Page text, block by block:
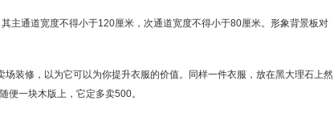
主通道宽度不得小于120厘米，次通道宽度不得小于80厘米。形象背景板对
装修，以为它可以为你提升衣服的价值。同样一件衣服，放在黑大理石上然
便一块木版上，它定多卖500。